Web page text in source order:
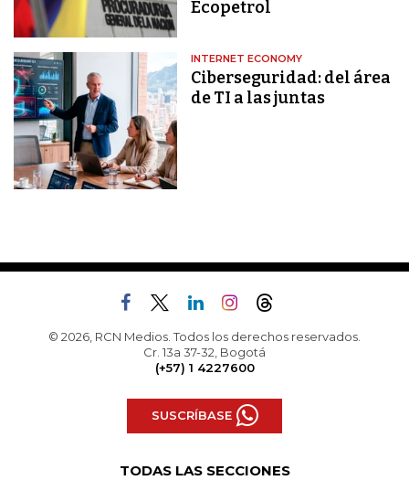
Ecopetrol
INTERNET ECONOMY
Ciberseguridad: del área
de TI a las juntas
© 2026, RCN Medios. Todos los derechos reservados.
Cr. 13a 37-32, Bogotá
(+57) 1 4227600
SUSCRÍBASE
TODAS LAS SECCIONES